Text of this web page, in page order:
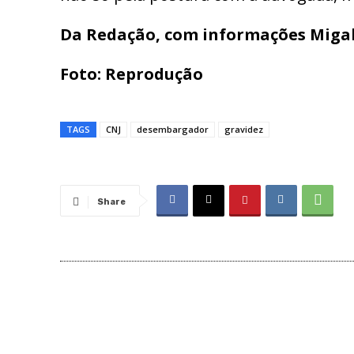
Da Redação, com informações
Foto: Reprodução
TAGS CNJ desembargador gravidez
Share